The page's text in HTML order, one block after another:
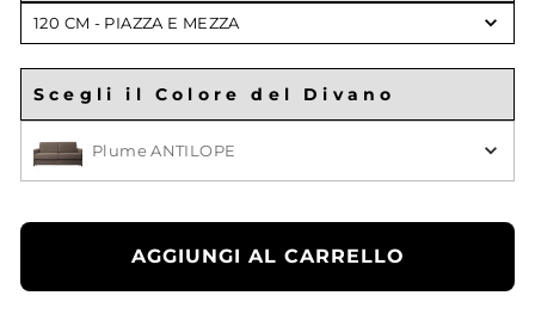
Larghezza
120 CM - PIAZZA E MEZZA
Scegli il Colore del Divano
Plume ANTILOPE
AGGIUNGI AL CARRELLO